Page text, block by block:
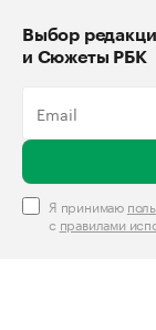
Выбор
и Сюжеты РБК
Я принимаю
с правилами